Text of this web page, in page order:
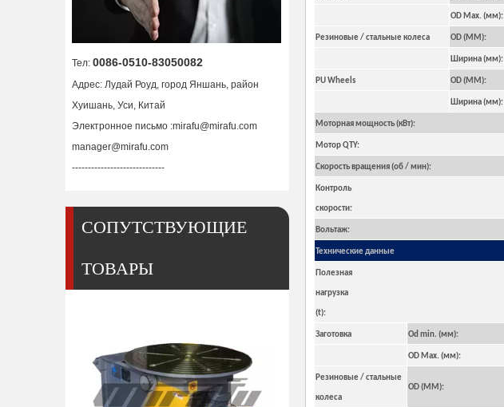
Тел: 0086-0510-83050082
Адрес: Лудай Роуд, город Яншань, район
Хуишань, Уси, Китай
Электронное письмо :mirafu@mirafu.com
manager@mirafu.com
-----------------------------
СОПУТСТВУЮЩИЕ
ТОВАРЫ
OD Max. (мм):
Резиновые / стальные колеса OD (MM):
Ширина (мм):
PU Wheels OD (MM):
Ширина (мм):
Моторная мощность (кВт):
Мотор QTY:
Скорость вращения (об / мин):
Контроль
скорости:
Вольтаж:
Технические данные
Полезная
нагрузка
(t):
Заготовка Od min. (мм):
OD Max. (мм):
Резиновые / стальные
колеса
OD (MM):